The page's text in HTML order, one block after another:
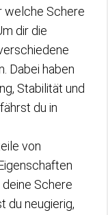
welche Schere
dir die
Dabei haben
Stabilität und
du in
von
Schere
du neugierig,